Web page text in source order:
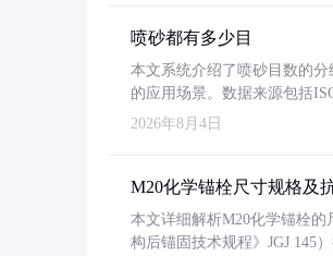
喷砂都有多少目
本文系统介绍了喷砂目数的
的应用场景。数据来源包括
2026年8月4日
M20化学锚栓尺寸规格及
本文详细解析M20化学锚栓
构后锚固技术规程》JGJ 145